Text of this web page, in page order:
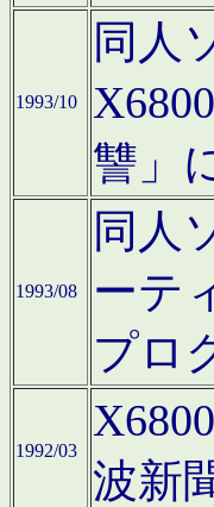
1993/10
同人
讐」
1993/08
同人
ーテ
プロ
1992/03
波新